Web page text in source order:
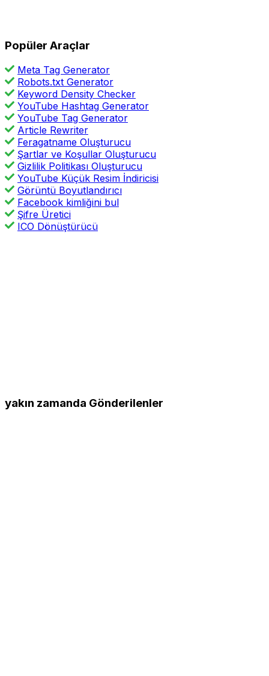
Popüler Araçlar
Meta Tag Generator
Robots.txt Generator
Keyword Density Checker
YouTube Hashtag Generator
YouTube Tag Generator
Article Rewriter
Feragatname Oluşturucu
Şartlar ve Koşullar Oluşturucu
Gizlilik Politikası Oluşturucu
YouTube Küçük Resim İndiricisi
Görüntü Boyutlandırıcı
Facebook kimliğini bul
Şifre Üretici
ICO Dönüştürücü
yakın zamanda Gönderilenler